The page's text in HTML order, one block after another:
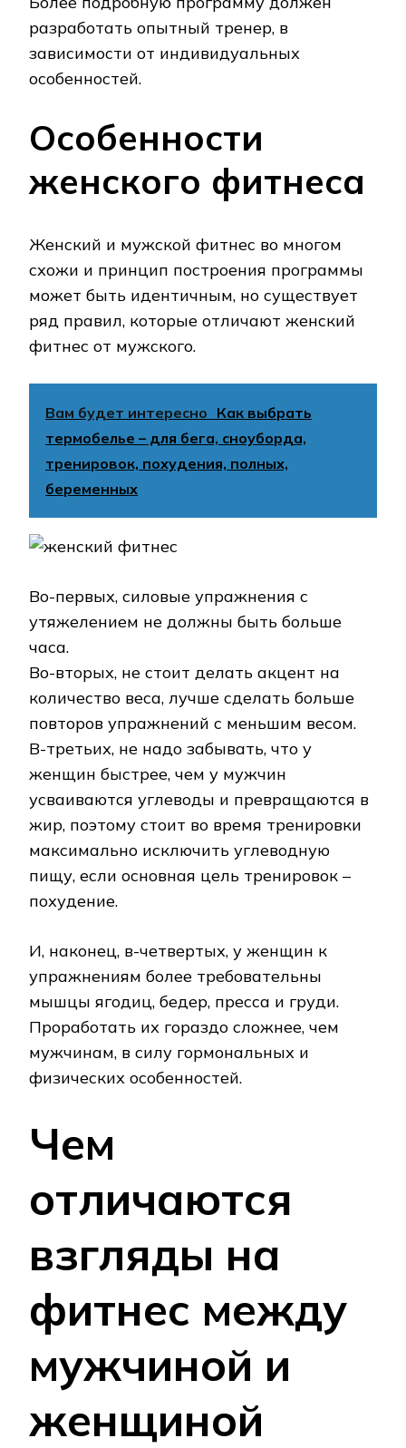
разработать опытный тренер, в
зависимости от индивидуальных
особенностей.
Особенности
женского фитнеса
Женский и мужской фитнес во многом
схожи и принцип построения программы
может быть идентичным, но существует
ряд правил, которые отличают женский
фитнес от мужского.
Вам будет интересно Как выбрать
термобелье – для бега, сноуборда,
тренировок, похудения, полных,
беременных
Во-первых, силовые упражнения с
утяжелением не должны быть больше
часа.
Во-вторых, не стоит делать акцент на
количество веса, лучше сделать больше
повторов упражнений с меньшим весом.
В-третьих, не надо забывать, что у
женщин быстрее, чем у мужчин
усваиваются углеводы и превращаются в
жир, поэтому стоит во время тренировки
максимально исключить углеводную
пищу, если основная цель тренировок –
похудение.
И, наконец, в-четвертых, у женщин к
упражнениям более требовательны
мышцы ягодиц, бедер, пресса и груди.
Проработать их гораздо сложнее, чем
мужчинам, в силу гормональных и
физических особенностей.
Чем
отличаются
взгляды на
фитнес между
мужчиной и
женщиной